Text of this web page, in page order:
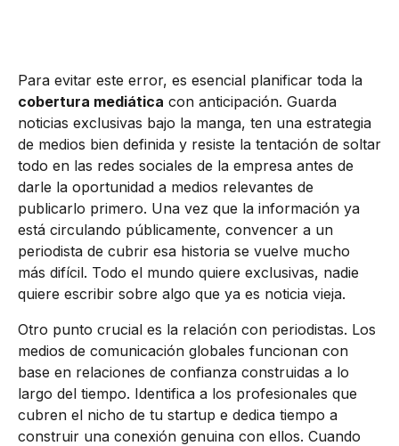
Para evitar este error, es esencial planificar toda la
cobertura mediática con anticipación. Guarda
noticias exclusivas bajo la manga, ten una estrategia
de medios bien definida y resiste la tentación de soltar
todo en las redes sociales de la empresa antes de
darle la oportunidad a medios relevantes de
publicarlo primero. Una vez que la información ya
está circulando públicamente, convencer a un
periodista de cubrir esa historia se vuelve mucho
más difícil. Todo el mundo quiere exclusivas, nadie
quiere escribir sobre algo que ya es noticia vieja.
Otro punto crucial es la relación con periodistas. Los
medios de comunicación globales funcionan con
base en relaciones de confianza construidas a lo
largo del tiempo. Identifica a los profesionales que
cubren el nicho de tu startup e dedica tiempo a
construir una conexión genuina con ellos. Cuando